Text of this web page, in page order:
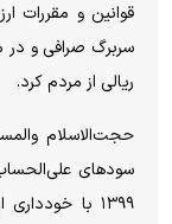
قوانین و مقررات
سربرگ صرافی و در
ریالی از مردم کرد.
حجت‌الاسلام
سود‌های
۱۳۹۹ با